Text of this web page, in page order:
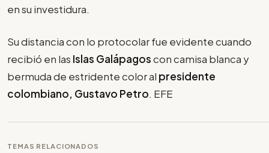
en su investidura.
Su distancia con lo protocolar fue evidente cuando
recibió en las Islas Galápagoscon camisa blanca y
bermuda de estridente color al presidente
colombiano, Gustavo Petro. EFE
TEMAS RELACIONADOS